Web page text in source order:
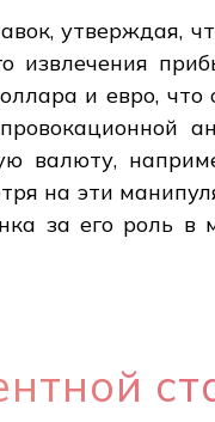
утверждая,
извлечения
и евро,
валюту,
на эти
за его роль в